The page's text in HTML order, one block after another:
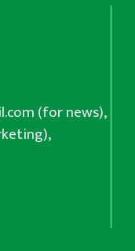
(for news),